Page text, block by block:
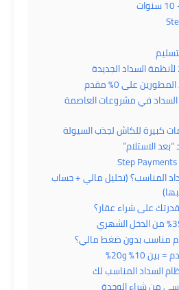
على 0% مقدم
السداد في مشروعات العاصمة
كبيرة للكاش لجذب السيولة
الاستلام”
المناسب؟ (تحليل مالي + حساب
على شراء عقار؟
مناسب بدون ضغط مالي؟
و20%
السداد المناسب لك